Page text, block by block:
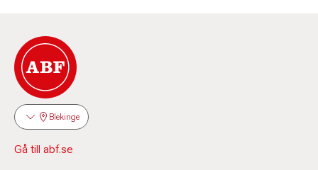
Blekinge
Gå till abf.se